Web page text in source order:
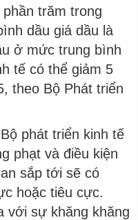
trăm trong
dầu giá dầu là
ở mức trung bình
tế có thể giảm 5
theo Bộ Phát triển
phát triển kinh tế
phạt và điều kiện
sắp tới sẽ có
hoặc tiêu cực.
với sự khăng khăng